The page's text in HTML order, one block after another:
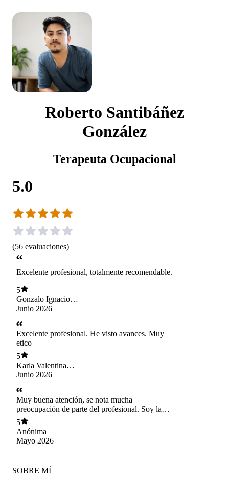
Roberto Santibáñez
González
Terapeuta Ocupacional
5.0
(56 evaluaciones)
Excelente profesional, totalmente recomendable.
5
Gonzalo Ignacio
Torres Escudero
Junio 2026
Excelente profesional. He visto avances. Muy
etico
5
Karla Valentina
Toledo Marín
Junio 2026
Muy buena atención, se nota mucha
preocupación de parte del profesional. Soy la
mamá de un adolescente q ha salido mucho
adelante con las terapias de Roberto.
5
Anónima
Mayo 2026
SOBRE MÍ